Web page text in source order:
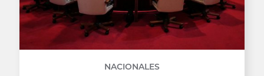
NACIONALES